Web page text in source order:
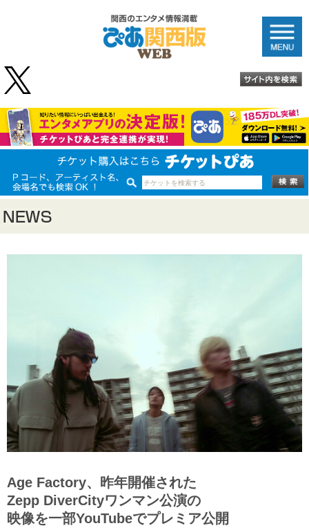
Age Factory、昨年開催された
Zepp DiverCityワンマン公演の
映像を一部YouTubeでプレミア公開